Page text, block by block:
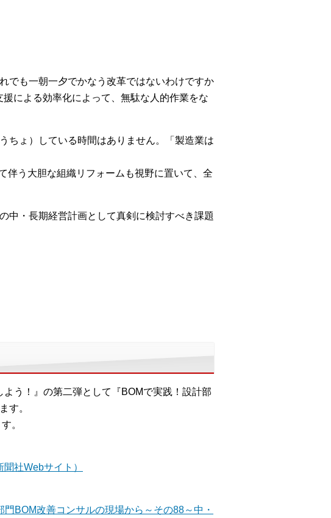
でも一朝一夕でかなう改革ではないわけですか
による効率化によって、無駄な人的作業をな
ちょ）している時間はありません。「製造業は
伴う大胆な組織リフォームも視野に置いて、全
中・長期経営計画として真剣に検討すべき課題
う！』の第二弾として『BOMで実践！設計部
す。
。
社Webサイト）
門BOM改善コンサルの現場から～その88～中・